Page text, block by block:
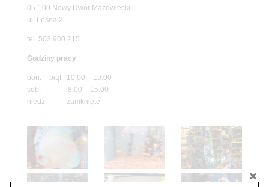
05-100 Nowy Dwór Mazowiecki
ul. Leśna 2
tel. 503 900 215
Godziny pracy
pon. – piąt. 10.00 – 19.00
sob. 8.00 – 15.00
niedz. zamknięte